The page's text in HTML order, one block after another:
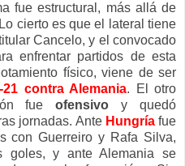
fue estructural, más allá de
cierto es que el lateral tiene
Cancelo, y el convocado
enfrentar partidos de esta
físico, viene de ser
contra Alemania. El otro
fueofensivoy quedó
jornadas. Ante Hungríafue
con Guerreiro y Rafa Silva,
goles, y ante Alemania se